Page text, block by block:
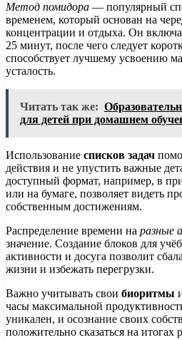
Метод помидора — популярный
временем, который основан на
концентрации и отдыха. Он
25 минут, после чего следует
способствует лучшему усвоению
усталость.
Читать так же:
для детей при домашнем
Использование списков задач
действия и не упустить важные
доступный формат, например, в
или на бумаге, позволяет видеть
собственным достижениям.
Распределение времени на разные
значение. Создание блоков для
активности и досуга позволит
жизни и избежать перегрузки.
Важно учитывать свои биоритмы
часы максимальной
уникален, и осознание своих
положительно сказаться на итогах